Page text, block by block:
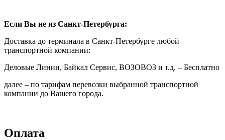
Если Вы не из Санкт-Петербурга:
Доставка до терминала в Санкт-Петербурге любой
транспортной компании:
Деловые Линии, Байкал Сервис, ВОЗОВОЗ и т.д. – Бесплатно
далее – по тарифам перевозки выбранной транспортной
компании до Вашего города.
Оплата